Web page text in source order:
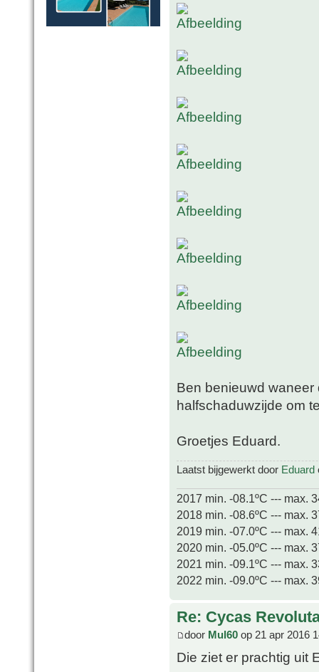
Ben benieuwd
halfschaduwzijde om
Groetjes Eduard.
Laatst bijgewerkt door Eduard
2017 min. -08.1ºC --- max.
2018 min. -08.6ºC --- max.
2019 min. -07.0ºC --- max.
2020 min. -05.0ºC --- max.
2021 min. -09.1ºC --- max.
2022 min. -09.0ºC --- max.
Re: Cycas
door Mul60 op 21 apr 2016
Die ziet er prachtig uit